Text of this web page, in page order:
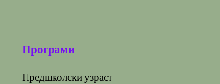
Програми
Предшколски узраст